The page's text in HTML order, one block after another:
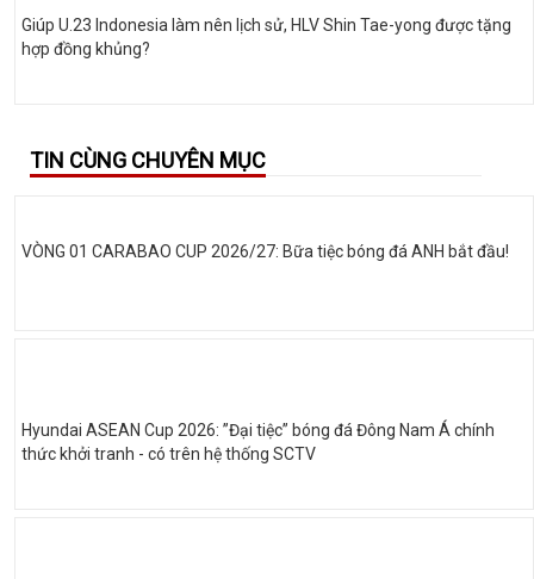
Giúp U.23 Indonesia làm nên lịch sử, HLV Shin Tae-yong được tặng
hợp đồng khủng?
TIN CÙNG CHUYÊN MỤC
VÒNG 01 CARABAO CUP 2026/27: Bữa tiệc bóng đá ANH bắt đầu!
Hyundai ASEAN Cup 2026: ”Đại tiệc” bóng đá Đông Nam Á chính
thức khởi tranh - có trên hệ thống SCTV